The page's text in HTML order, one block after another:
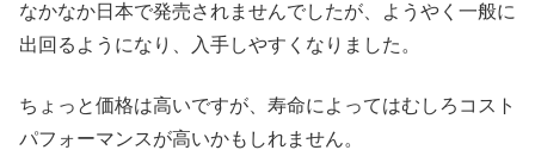
なかなか日本で発売されませんでしたが、ようやく一般に
出回るようになり、入手しやすくなりました。
ちょっと価格は高いですが、寿命によってはむしろコスト
パフォーマンスが高いかもしれません。